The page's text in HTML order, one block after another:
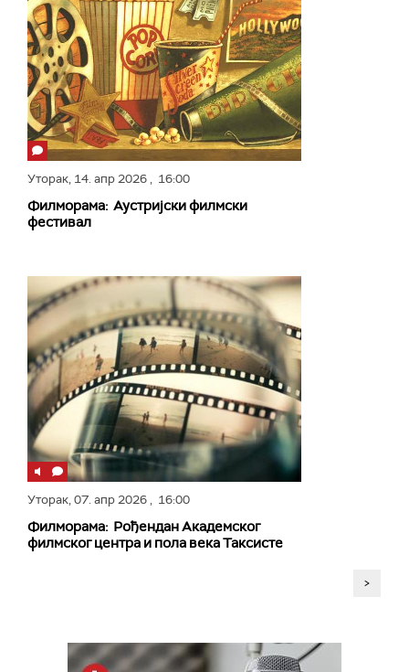
Уторак, 14. апр 2026, 16:00
Филморама: Аустријски филмски
фестивал
Уторак,07. апр 2026, 16:00
Филморама: Рођендан Академског
филмског центра и пола века Таксисте
>